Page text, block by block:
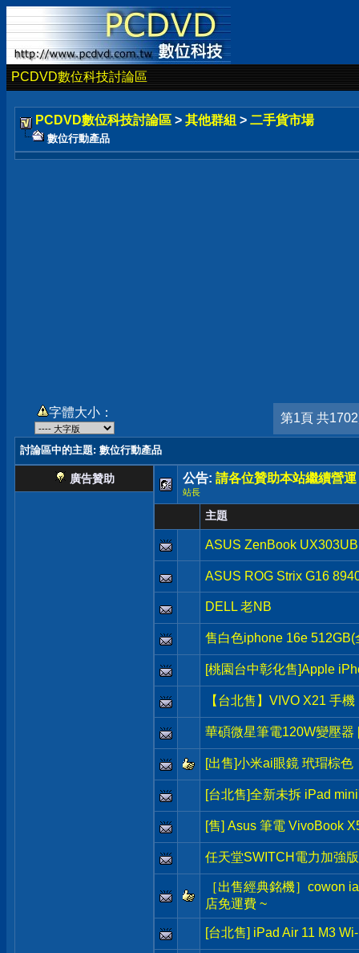
PCDVD數位科技討論區
PCDVD數位科技討論區 > 其他群組 > 二手貨市場
數位行動產品
字體大小： 第1頁 共
討論區中的主題: 數位行動產品
廣告贊助 公告: 請各位贊助本站繼續營運
站長
主題
ASUS ZenBook UX303UB
ASUS ROG Strix G16
DELL 老NB
售白色iphone 16e
[桃園台中彰化售]Apple
【台北售】VIVO X21 手機
華碩微星筆電120W變壓器
[出售]小米ai眼鏡 玳瑁棕色
[台北售]全新未拆 iPad
[售] Asus 筆電 VivoBook
任天堂SWITCH電力加強版
［出售經典銘機］cowon
店免運費 ~
[台北售] iPad Air 11 M3